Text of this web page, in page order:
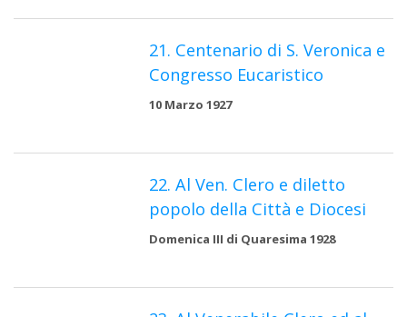
21. Centenario di S. Veronica e
Congresso Eucaristico
10 Marzo 1927
22. Al Ven. Clero e diletto
popolo della Città e Diocesi
Domenica III di Quaresima 1928